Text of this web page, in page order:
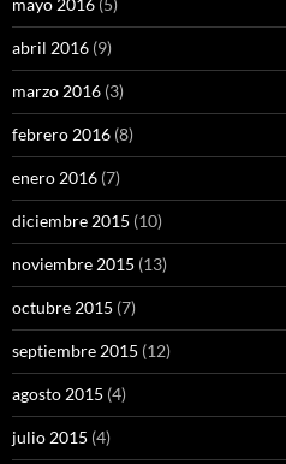
mayo 2016 (5)
abril 2016 (9)
marzo 2016 (3)
febrero 2016 (8)
enero 2016 (7)
diciembre 2015 (10)
noviembre 2015 (13)
octubre 2015 (7)
septiembre 2015 (12)
agosto 2015 (4)
julio 2015 (4)